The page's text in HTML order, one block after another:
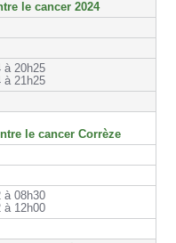
le cancer 2024
à 20h25
à 21h25
le cancer Corrèze
à 08h30
à 12h00